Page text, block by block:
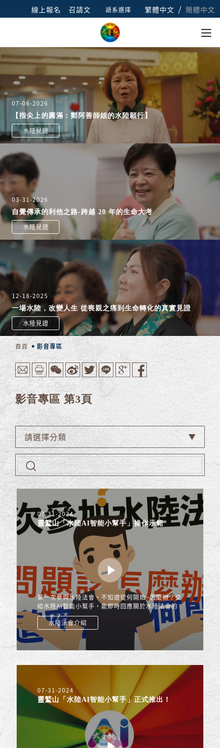
線上報名 召請文 語系選擇 繁體中文 / 簡體中文
07-06-2026
【指尖上的圓滿：鄭阿善師姐的水陸願行】
水陸見證
03-31-2026
自覺傳承的利他之路-跨越 20 年的生命大考
水陸見證
12-18-2025
一場水陸，改變人生 從喪親之痛到生命轉化的真實見證
水陸見證
首頁 影音專區
影音專區 第3頁
請選擇分類
07-31-2024
靈鷲山「水陸AI智能小幫手」操作示範
第一次參與水陸法會，不知道從何開始~怎麼辦？交
給水陸AI智能小幫手，能即時回應關於水陸法會的
任何疑問，查詢各種資訊與相關內容，除了網頁版
還有 LINE 跟 Wha...
水陸法會介紹
07-31-2024
靈鷲山「水陸AI智能小幫手」正式推出！